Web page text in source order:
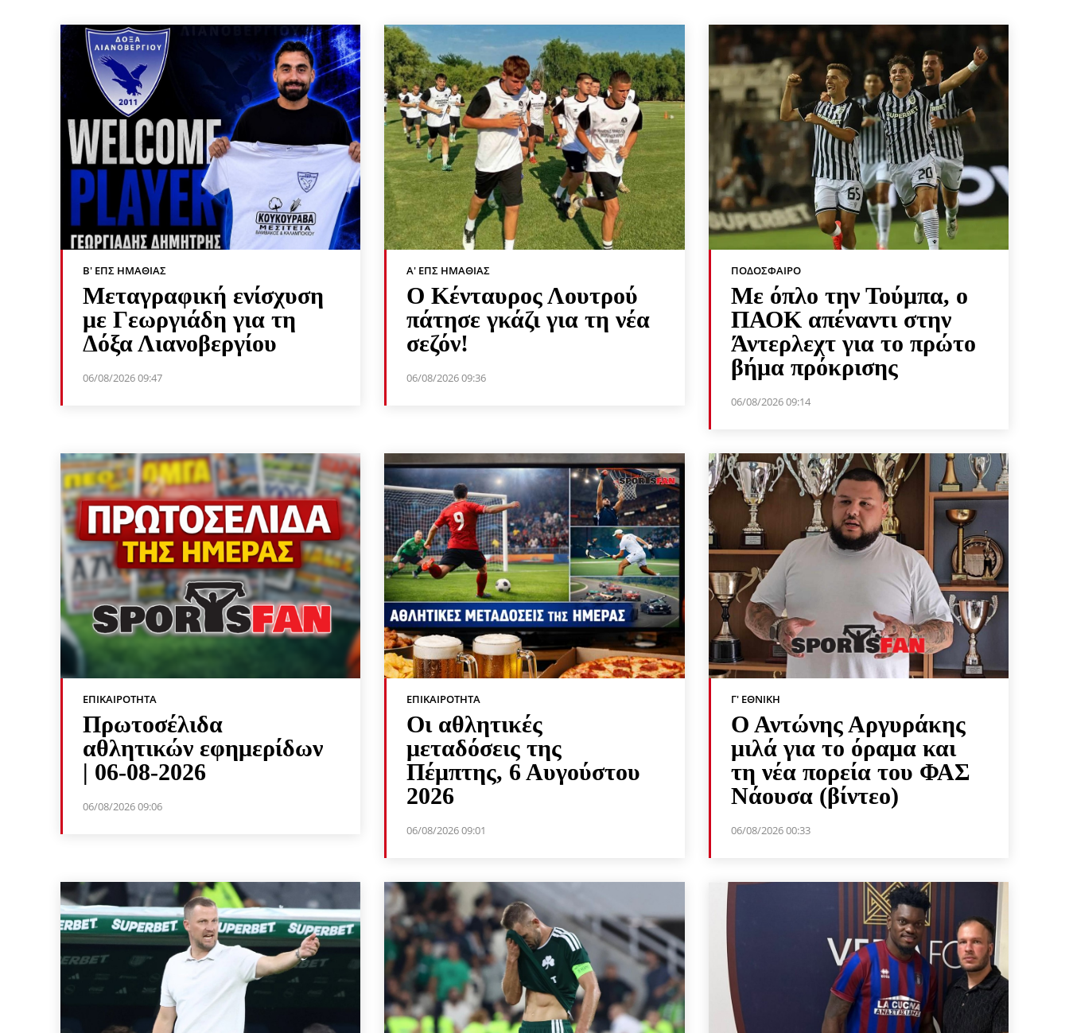
Β' ΕΠΣ ΗΜΑΘΊΑΣ
Μεταγραφική ενίσχυση
με Γεωργιάδη για τη
Δόξα Λιανοβεργίου
06/08/2026 09:47
Α' ΕΠΣ ΗΜΑΘΊΑΣ
Ο Κένταυρος Λουτρού
πάτησε γκάζι για τη νέα
σεζόν!
06/08/2026 09:36
ΠΟΔΌΣΦΑΙΡΟ
Με όπλο την Τούμπα, ο
ΠΑΟΚ απέναντι στην
Άντερλεχτ για το πρώτο
βήμα πρόκρισης
06/08/2026 09:14
ΕΠΙΚΑΙΡΌΤΗΤΑ
Πρωτοσέλιδα
αθλητικών εφημερίδων
| 06-08-2026
06/08/2026 09:06
ΕΠΙΚΑΙΡΌΤΗΤΑ
Οι αθλητικές
μεταδόσεις της
Πέμπτης, 6 Αυγούστου
2026
06/08/2026 09:01
Γ' ΕΘΝΙΚΉ
Ο Αντώνης Αργυράκης
μιλά για το όραμα και
τη νέα πορεία του ΦΑΣ
Νάουσα (βίντεο)
06/08/2026 00:33